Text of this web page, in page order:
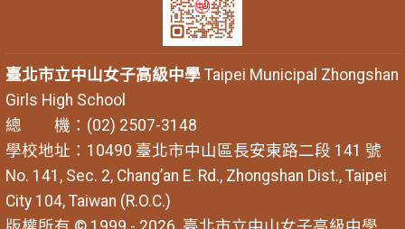
臺北市立中山女子高級中學Taipei Municipal Zhongshan
Girls High School
總 機：(02) 2507-3148
學校地址：10490 臺北市中山區長安東路二段 141 號
No. 141, Sec. 2, Chang’an E. Rd., Zhongshan Dist., Taipei
City 104, Taiwan (R.O.C.)